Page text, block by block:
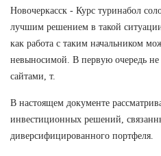
Новочеркасск - Курс туринабол
лучшим решением в такой
как работа с таким начальником
невыносимой. В первую очередь не
сайтами, т.
В настоящем документе
инвестиционных решений,
диверсифицированного портфеля.